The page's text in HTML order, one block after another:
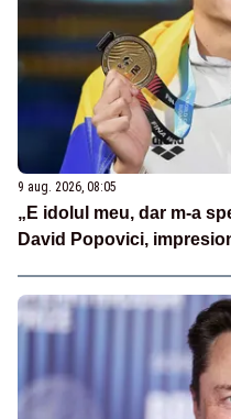
9 aug. 2026, 08:05
„E idolul meu, dar m-a
David Popovici,